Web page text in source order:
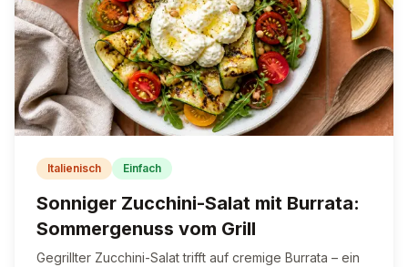
Italienisch Einfach
Sonniger Zucchini-Salat mit Burrata:
Sommergenuss vom Grill
Gegrillter Zucchini-Salat trifft auf cremige Burrata – ein